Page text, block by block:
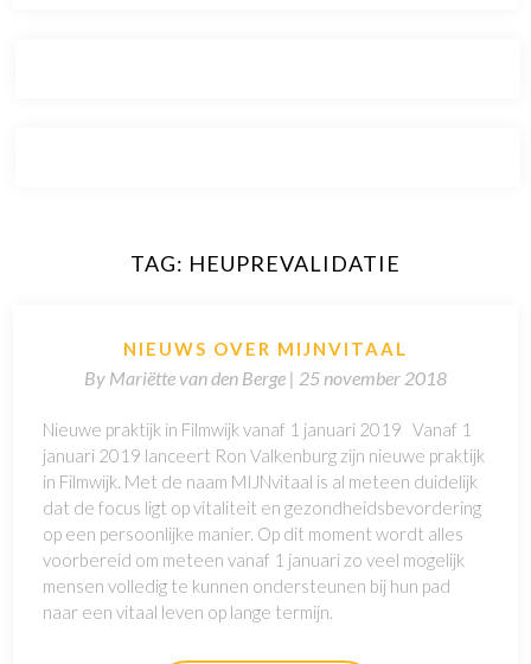
TAG: HEUPREVALIDATIE
NIEUWS OVER MIJNVITAAL
By Mariëtte van den Berge | 25 november 2018
Nieuwe praktijk in Filmwijk vanaf 1 januari 2019 Vanaf 1
januari 2019 lanceert Ron Valkenburg zijn nieuwe praktijk
in Filmwijk. Met de naam MIJNvitaal is al meteen duidelijk
dat de focus ligt op vitaliteit en gezondheidsbevordering
op een persoonlijke manier. Op dit moment wordt alles
voorbereid om meteen vanaf 1 januari zo veel mogelijk
mensen volledig te kunnen ondersteunen bij hun pad
naar een vitaal leven op lange termijn.